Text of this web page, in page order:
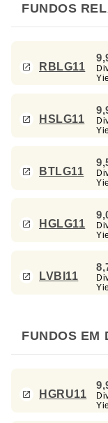
FUNDOS
RBLG11
HSLG11
BTLG11
HGLG11
LVBI11
FUNDOS EM
HGRU11